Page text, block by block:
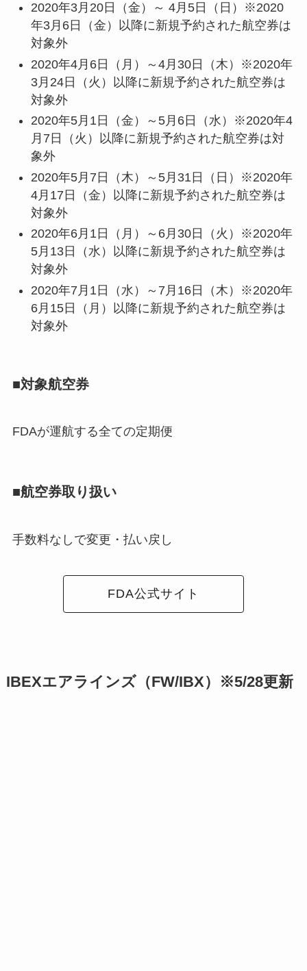
2020年3月20日（金）～ 4月5日（日）※2020
年3月6日（金）以降に新規予約された航空券は
対象外
2020年4月6日（月）～4月30日（木）※2020年
3月24日（火）以降に新規予約された航空券は
対象外
2020年5月1日（金）～5月6日（水）※2020年4
月7日（火）以降に新規予約された航空券は対
象外
2020年5月7日（木）～5月31日（日）
※2020年
4月17日（金）以降に新規予約された航空券は
対象外
2020年6月1日（月）～6月30日（火）
※2020年
5月13日（水）以降に新規予約された航空券は
対象外
2020年7月1日（水）～7月16日（木）
※2020年
6月15日（月）以降に新規予約された航空券は
対象外
■対象航空券
FDAが運航する全ての定期便
■航空券取り扱い
手数料なしで変更・払い戻し
FDA公式サイト
IBEXエアラインズ（FW/IBX）※5/28更新